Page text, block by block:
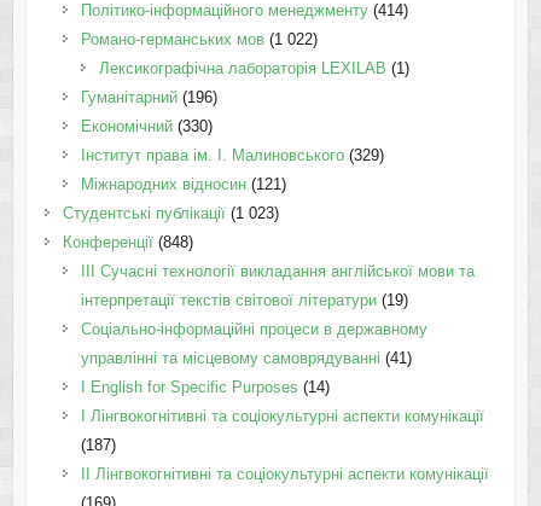
Політико-інформаційного менеджменту(414)
Романо-германських мов(1 022)
Лексикографічна лабораторія LEXILAB (1)
Гуманітарний(196)
Економічний(330)
Інститут права ім. І. Малиновського(329)
Міжнародних відносин(121)
Студентські публікації(1 023)
Конференції(848)
III Сучасні технології викладання англійської мови та
інтерпретації текстів світової літератури(19)
Соціально-інформаційні процеси в державному
управлінні та місцевому самоврядуванні (41)
І English for Specific Purposes (14)
I Лінгвокогнітивні та соціокультурні аспекти комунікації
(187)
IІ Лінгвокогнітивні та соціокультурні аспекти комунікації